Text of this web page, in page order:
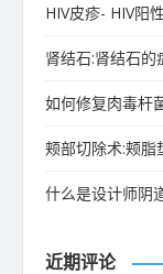
HIV皮疹- HIV阳
肾结石:肾结石的
如何修复肉毒杆
颊部切除术:颊脂
什么是设计师阴
近期评论